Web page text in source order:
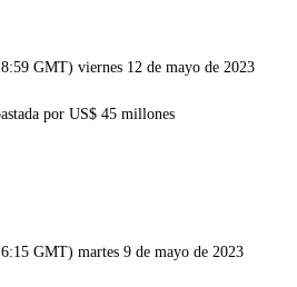
GMT) viernes 12 de mayo de 2023
GMT) martes 9 de mayo de 2023